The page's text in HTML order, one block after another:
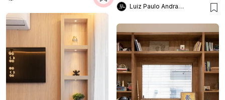
Luiz Paulo Andrade Arquitetos